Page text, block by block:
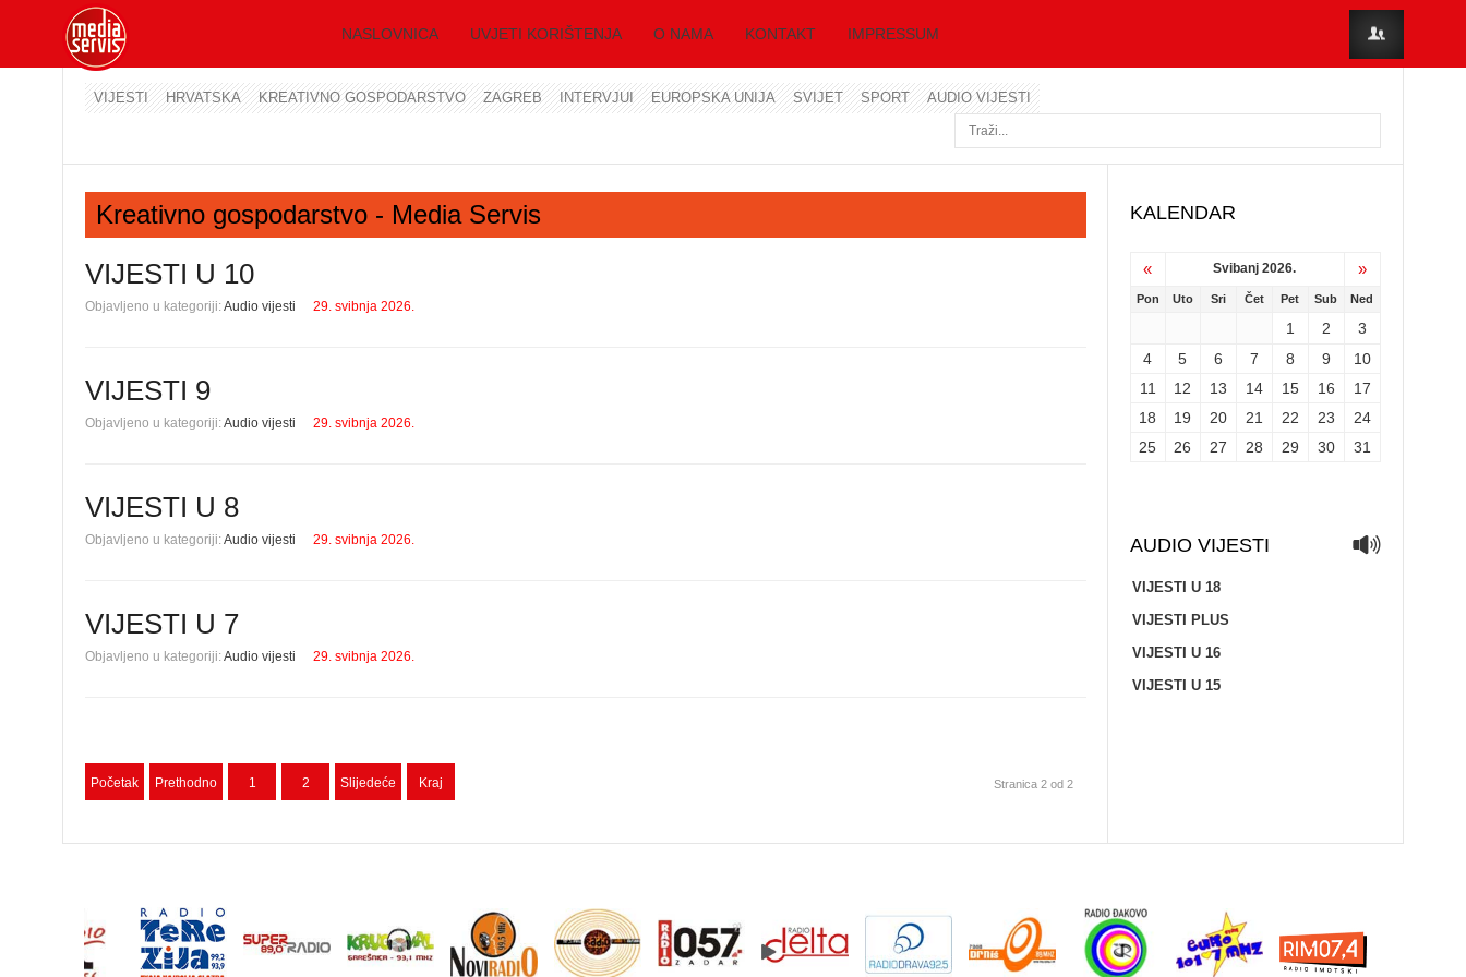
NASLOVNICA UVJETI KORIŠTENJA O NAMA KONTAKT IMPRESSUM
VIJESTI HRVATSKA KREATIVNO GOSPODARSTVO ZAGREB INTERVJUI EUROPSKA UNIJA SVIJET SPORT AUDIO VIJESTI
Kreativno gospodarstvo - Media Servis
VIJESTI U 10
Objavljeno u kategoriji:Audio vijesti 29. svibnja 2026.
VIJESTI 9
Objavljeno u kategoriji:Audio vijesti 29. svibnja 2026.
VIJESTI U 8
Objavljeno u kategoriji:Audio vijesti 29. svibnja 2026.
VIJESTI U 7
Objavljeno u kategoriji:Audio vijesti 29. svibnja 2026.
Početak Prethodno 1 2 Slijedeće Kraj Stranica 2 od 2
KALENDAR
« Svibanj 2026. »
Pon Uto Sri Čet Pet Sub Ned
1 2
3
4
5 6 7 8 9
10
11
12 13 14 15 16
17
18
19 20 21 22 23
24
25
26 27 28 29 30 31
AUDIO VIJESTI
VIJESTI U 18
VIJESTI PLUS
VIJESTI U 16
VIJESTI U 15